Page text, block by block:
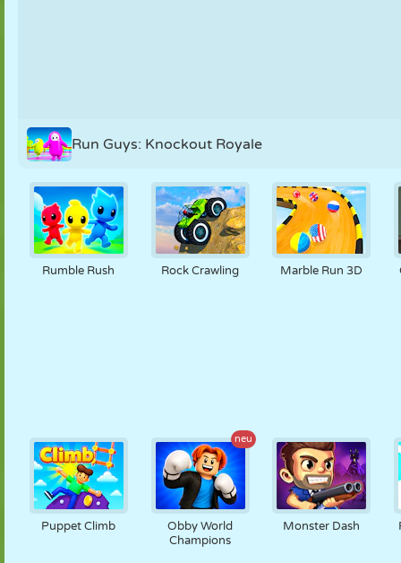
Run Guys: Knockout Royale
Rumble Rush Rock Crawling Marble Run 3D
Puppet Climb
neu
Obby World
Champions
Monster Dash